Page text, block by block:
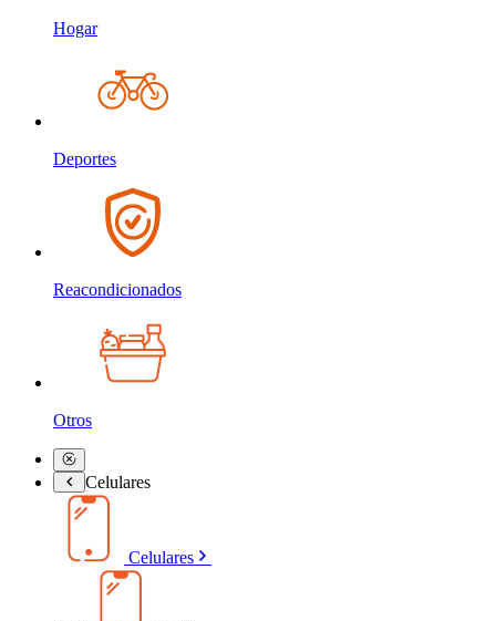
Hogar
Deportes
Reacondicionados
Otros
Celulares
Celulares